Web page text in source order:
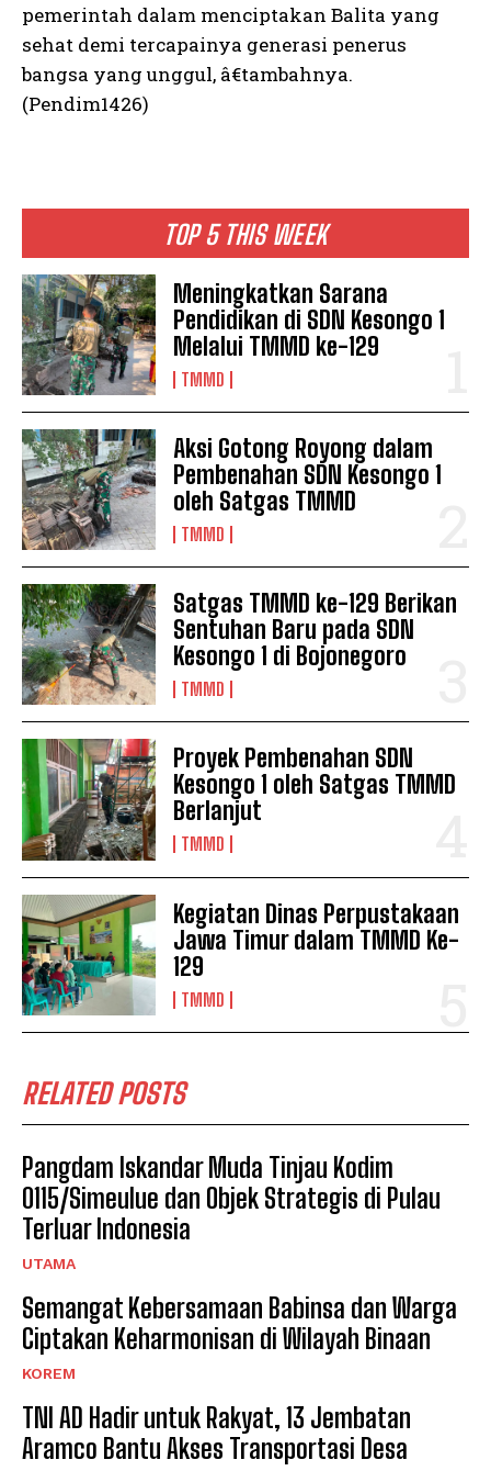
TOP 5 THIS WEEK
Meningkatkan Sarana
Pendidikan di SDN Kesongo 1
Melalui TMMD ke-129
TMMD
Aksi Gotong Royong dalam
Pembenahan SDN Kesongo 1
oleh Satgas TMMD
TMMD
Satgas TMMD ke-129 Berikan
Sentuhan Baru pada SDN
Kesongo 1 di Bojonegoro
TMMD
Proyek Pembenahan SDN
Kesongo 1 oleh Satgas TMMD
Berlanjut
TMMD
Kegiatan Dinas Perpustakaan
Jawa Timur dalam TMMD Ke-
129
TMMD
RELATED POSTS
Pangdam Iskandar Muda Tinjau Kodim
0115/Simeulue dan Objek Strategis di Pulau
Terluar Indonesia
UTAMA
Semangat Kebersamaan Babinsa dan Warga
Ciptakan Keharmonisan di Wilayah Binaan
KOREM
TNI AD Hadir untuk Rakyat, 13 Jembatan
Aramco Bantu Akses Transportasi Desa
pemerintah dalam menciptakan Balita yang
sehat demi tercapainya generasi penerus
bangsa yang unggul, â€tambahnya.
(Pendim1426)